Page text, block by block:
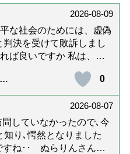
2026-08-09
決を受けて敗訴しまし
偽は必要である」として
とは正当な弁護士行為」
直後に当弁護士を会長・
、原告が提訴した時に
す
0
2026-08-07
していなかったので､今
知り､愕然となりました
ね･･ ぬらりんさんの